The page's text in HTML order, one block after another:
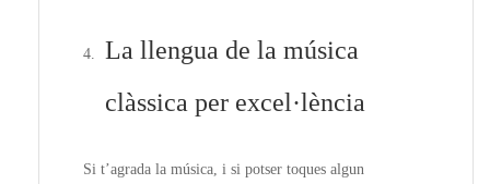
La llengua de la música
clàssica per excel·lència
Si t’agrada la música, i si potser toques algun